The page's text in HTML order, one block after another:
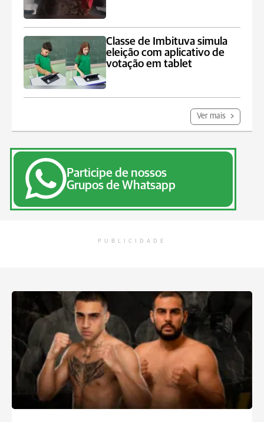
Classe de Imbituva simula
eleição com aplicativo de
votação em tablet
Ver mais
Participe de nossos
Grupos de Whatsapp
PUBLICIDADE